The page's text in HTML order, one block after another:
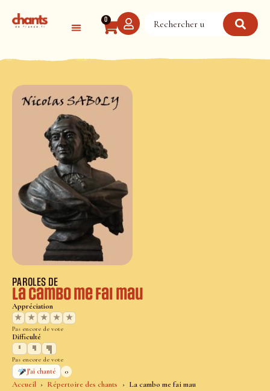
0
Accueil Répertoire des chants La cambo me fai mau
PAROLES DE
La cambo me fai mau
Appréciation
★
★ ★ ★ ★
Pas encore de vote
Difficulté
Pas encore de vote
J’ai chanté
0